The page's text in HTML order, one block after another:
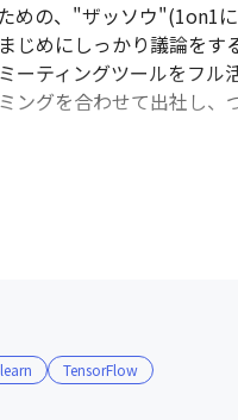
めの、"ザッソウ"(1on1
めにしっかり議論をす
ティングツールをフル
グを合わせて出社し、
TensorFlow